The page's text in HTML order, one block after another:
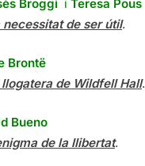
Broggi i Teresa Pous
necessitat de ser útil.
Brontë
llogatera de Wildfell Hall.
Bueno
de la llibertat.